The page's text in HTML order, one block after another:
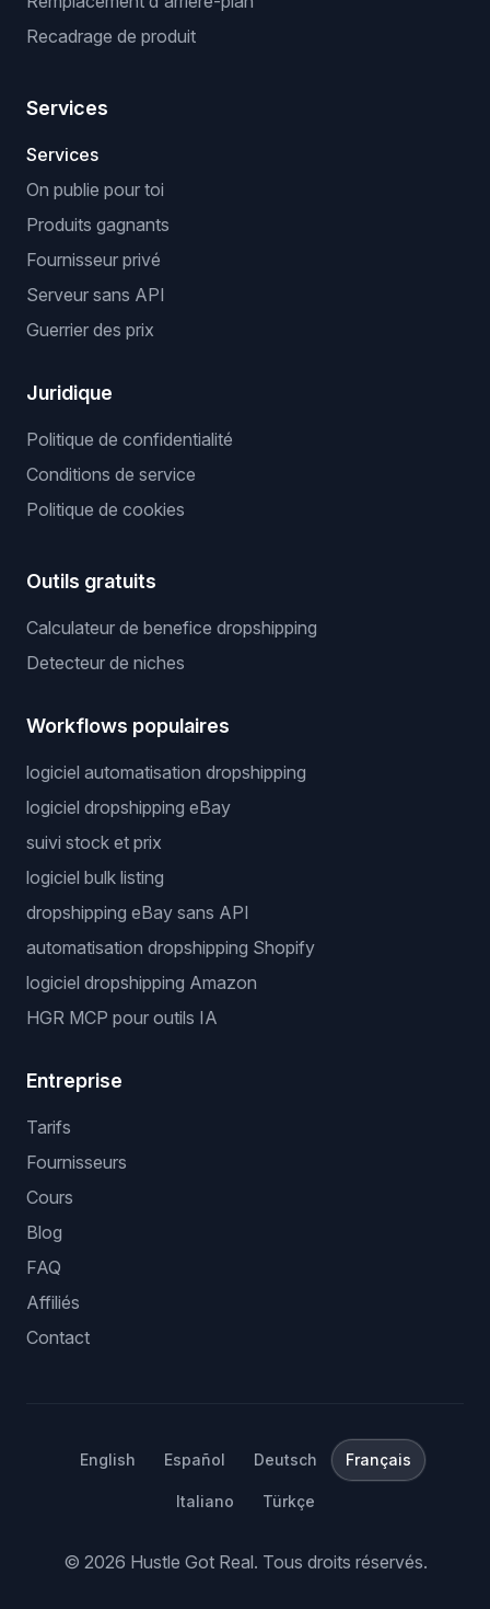
Recadrage de produit
Services
Services
On publie pour toi
Produits gagnants
Fournisseur privé
Serveur sans API
Guerrier des prix
Juridique
Politique de confidentialité
Conditions de service
Politique de cookies
Outils gratuits
Calculateur de benefice dropshipping
Detecteur de niches
Workflows populaires
logiciel automatisation dropshipping
logiciel dropshipping eBay
suivi stock et prix
logiciel bulk listing
dropshipping eBay sans API
automatisation dropshipping Shopify
logiciel dropshipping Amazon
HGR MCP pour outils IA
Entreprise
Tarifs
Fournisseurs
Cours
Blog
FAQ
Affiliés
Contact
English Español Deutsch Français
Italiano Türkçe
© 2026 Hustle Got Real. Tous droits réservés.